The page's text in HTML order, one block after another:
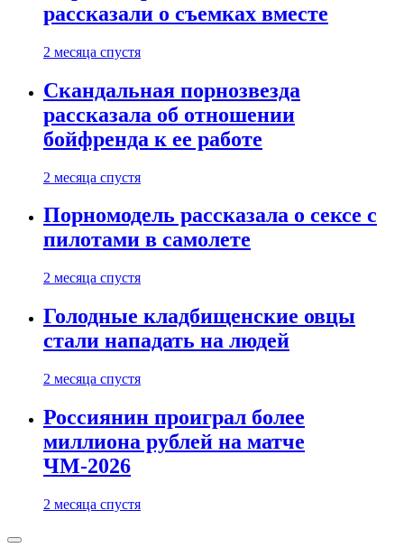
рассказали о съемках вместе
2 месяца спустя
Скандальная порнозвезда
рассказала об отношении
бойфренда к ее работе
2 месяца спустя
Порномодель рассказала о сексе с
пилотами в самолете
2 месяца спустя
Голодные кладбищенские овцы
стали нападать на людей
2 месяца спустя
Россиянин проиграл более
миллиона рублей на матче
ЧМ-2026
2 месяца спустя